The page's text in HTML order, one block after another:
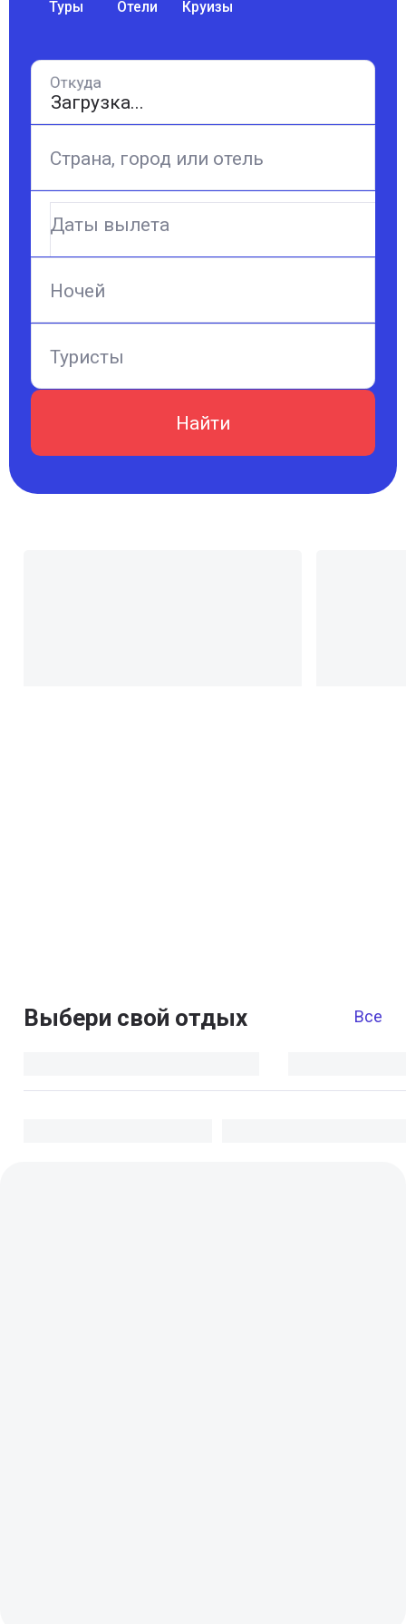
Туры Отели Круизы
Откуда
Страна, город или отель
Даты вылета
Ночей
Туристы
Найти
Выбери свой отдых Все